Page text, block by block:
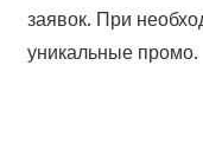
заявок. При
уникальные промо.